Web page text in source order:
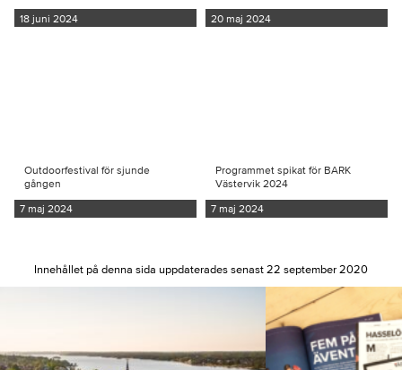
18 juni 2024 20 maj 2024
Outdoorfestival för sjunde
gången
7 maj 2024
Programmet spikat för BARK
Västervik 2024
7 maj 2024
Innehållet på denna sida uppdaterades senast 22 september 2020